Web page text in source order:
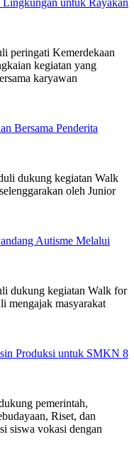
untuk Rayakan
peringati Kemerdekaan
kegiatan yang
karyawan
Bersama Penderita
dukung kegiatan Walk
oleh Junior
Autisme Melalui
dukung kegiatan Walk for
mengajak masyarakat
Produksi untuk SMKN 8
pemerintah,
Riset, dan
siswa vokasi dengan